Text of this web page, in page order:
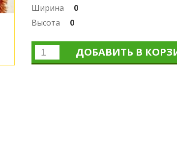
Ширина
0
Высота
0
ДОБАВИТЬ В